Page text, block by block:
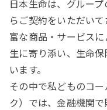
日本生命は、グルー
らご契約をいただい
富な商品・サービス
生に寄り添い、生命
います。
その中で私どものコ
ク）では、金融機関